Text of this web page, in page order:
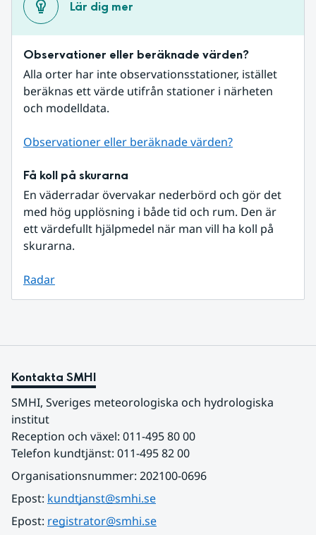
Lär dig mer
Observationer eller beräknade värden?
Alla orter har inte observationsstationer, istället
beräknas ett värde utifrån stationer i närheten
och modelldata.
Observationer eller beräknade värden?
Få koll på skurarna
En väderradar övervakar nederbörd och gör det
med hög upplösning i både tid och rum. Den är
ett värdefullt hjälpmedel när man vill ha koll på
skurarna.
Radar
Kontakta SMHI
SMHI, Sveriges meteorologiska och hydrologiska
institut
Reception och växel: 011-495 80 00
Telefon kundtjänst: 011-495 82 00
Organisationsnummer: 202100-0696
Epost: kundtjanst@smhi.se
Epost: registrator@smhi.se